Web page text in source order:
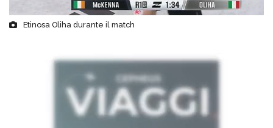
Etinosa Oliha durante il match